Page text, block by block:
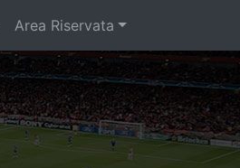
Area Riservata